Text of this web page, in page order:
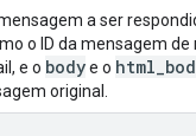
a ser
o ID da mensagem de
e o bodye o
original.